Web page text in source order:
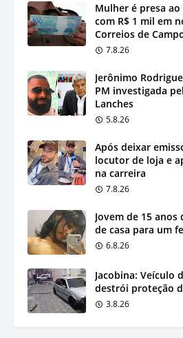
Mulher é presa
com R$ 1 mil em
Correios de
7.8.26
Jerônimo
PM investigada
Lanches
5.8.26
Após deixar
locutor de loja e
na carreira
7.8.26
Jovem de 15 anos
de casa para um
6.8.26
Jacobina: Veículo
destrói proteção
3.8.26